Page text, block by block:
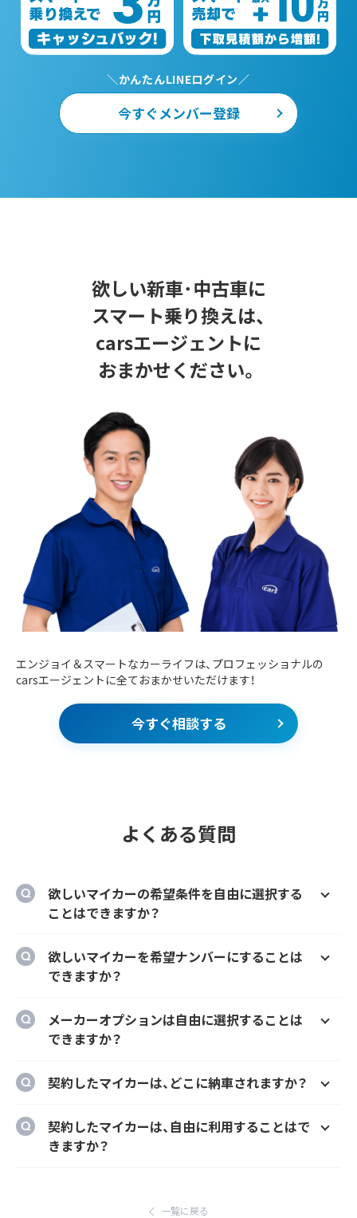
＼かんたんLINEログイン／
今すぐメンバー登録
欲しい新車･中古車に
スマート乗り換えは、
carsエージェントに
おまかせください。
エンジョイ＆スマートなカーライフは、プロフェッショナルの
carsエージェントに全ておまかせいただけます！
今すぐ相談する
よくある質問
欲しいマイカーの希望条件を自由に選択する
ことはできますか？
ー、契約期間、ボーナス払い等を自由に選択す
ることができます。
欲しいマイカーを希望ナンバーにすることは
できますか？
とができます。
メーカーオプションは自由に選択することは
できますか？
様にカーナビ、ドラレコ、ETC、フロアマット等
ます。
契約したマイカーは、どこに納車されますか？
とができます。
ただし、輸入車リース（新車）の場合、納車場所
契約したマイカーは、自由に利用することはで
きますか？
一覧に戻る